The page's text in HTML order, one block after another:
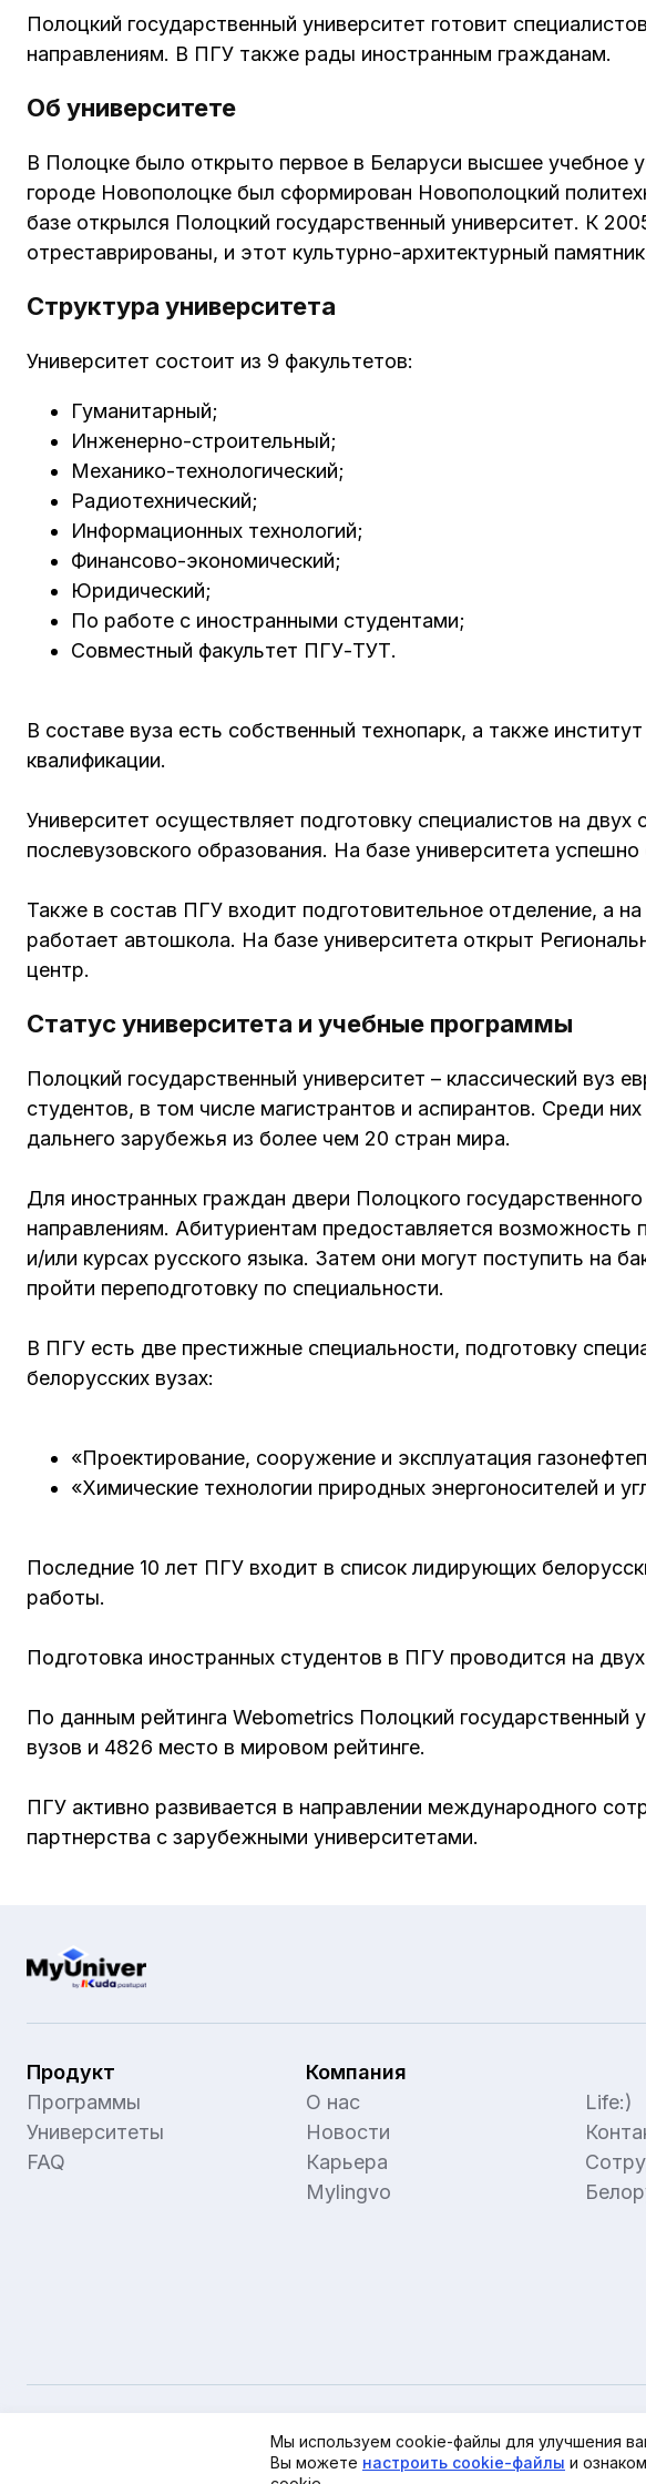
Полоцкий государственный университет готовит
направлениям. В ПГУ также рады иностранным гражданам.
Об университете
В Полоцке было открыто первое в Беларуси высшее учебное
городе Новополоцке был сформирован Новополоцкий
базе открылся Полоцкий государственный университет. К
отреставрированы, и этот культурно-архитектурный
Структура университета
Университет состоит из 9 факультетов:
Гуманитарный;
Инженерно-строительный;
Механико-технологический;
Радиотехнический;
Информационных технологий;
Финансово-экономический;
Юридический;
По работе с иностранными студентами;
Совместный факультет ПГУ-ТУТ.
В составе вуза есть собственный технопарк, а также
квалификации.
Университет осуществляет подготовку специалистов на
послевузовского образования. На базе университета
Также в состав ПГУ входит подготовительное отделение, а
работает автошкола. На базе университета открыт
центр.
Статус университета и учебные программы
Полоцкий государственный университет – классический вуз
студентов, в том числе магистрантов и аспирантов. Среди
дальнего зарубежья из более чем 20 стран мира.
Для иностранных граждан двери Полоцкого
направлениям. Абитуриентам предоставляется возможность
и/или курсах русского языка. Затем они могут поступить на
пройти переподготовку по специальности.
В ПГУ есть две престижные специальности, подготовку
белорусских вузах:
«Проектирование, сооружение и эксплуатация
«Химические технологии природных энергоносителей и
Последние 10 лет ПГУ входит в список лидирующих
работы.
Подготовка иностранных студентов в ПГУ проводится на
По данным рейтинга Webometrics Полоцкий государственный
вузов и 4826 место в мировом рейтинге.
ПГУ активно развивается в направлении международного
партнерства с зарубежными университетами.
Продукт
Программы
Университеты
FAQ
Компания
О нас
Новости
Карьера
Mylingvo
Life:)
Политика обработки персональных данных
Политика в отношении обработки cookieНастройки cookie
Мы используем cookie-файлы для улучшения
Вы можете настроить cookie-файлы и